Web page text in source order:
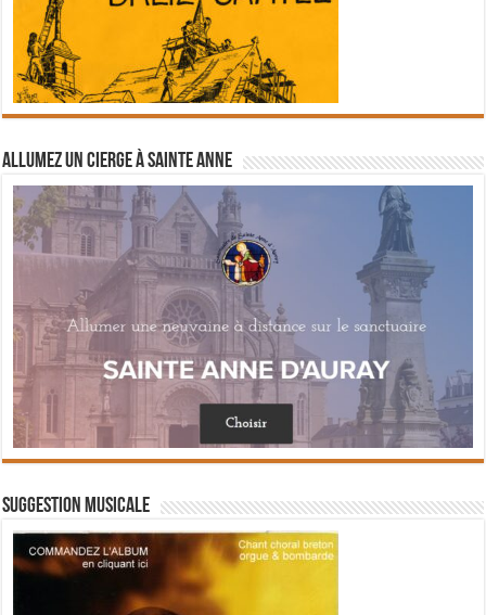
Allumez un cierge à Sainte Anne
Suggestion musicale